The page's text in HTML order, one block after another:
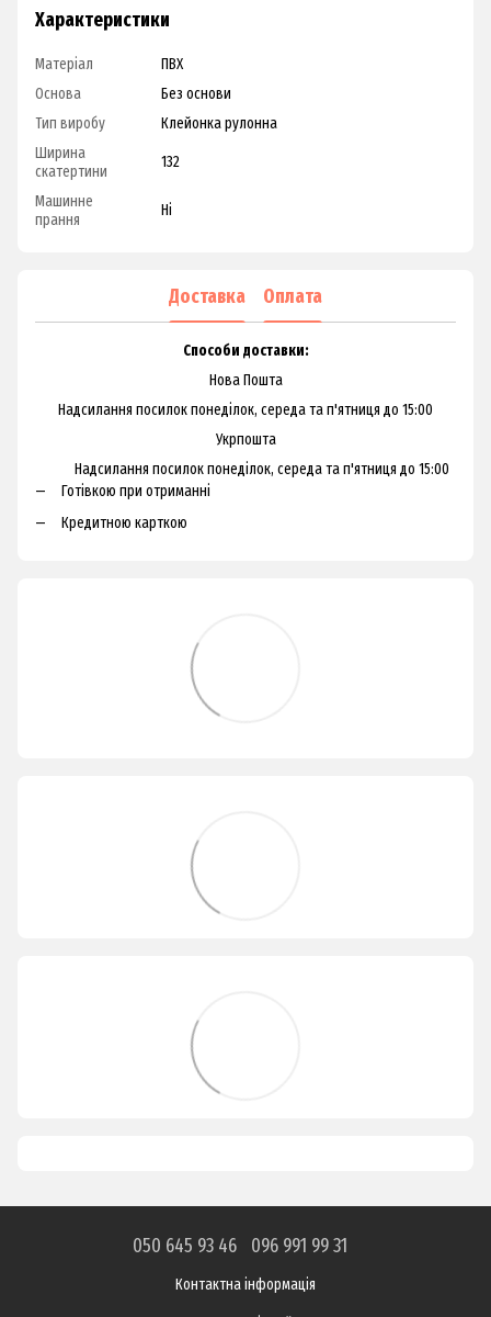
Характеристики
Матеріал
ПВХ
Основа
Без основи
Тип виробу
Клейонка рулонна
Ширина
скатертини
132
Машинне
прання
Ні
Доставка Оплата
Способи доставки:
Нова Пошта
Надсилання посилок понеділок, середа та п'ятниця до 15:00
Укрпошта
Надсилання посилок понеділок, середа та п'ятниця до 15:00
Готівкою при отриманні
Кредитною карткою
050 645 93 46 096 991 99 31
Контактна інформація